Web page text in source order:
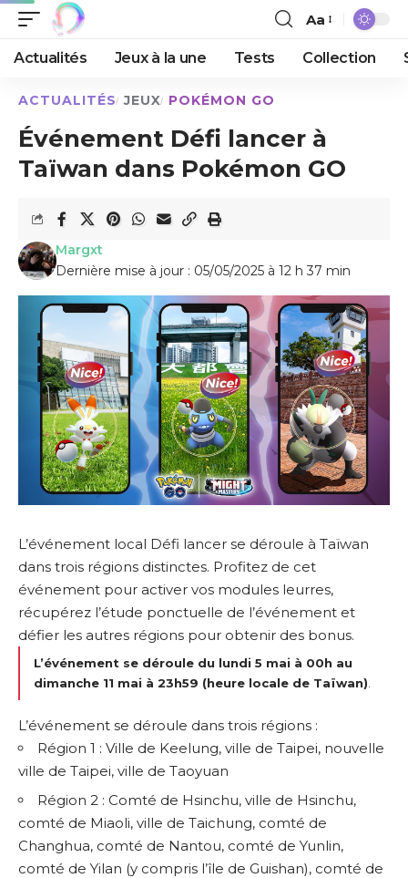
Aa
Actualités Jeux à la une Tests Collection
ACTUALITÉS JEUX POKÉMON GO
Événement Défi lancer à
Taïwan dans Pokémon GO
Dernière mise à jour : 05/05/2025 à 12 h 37 min
Margxt
L’événement local Défi lancer se déroule à Taïwan
dans trois régions distinctes. Profitez de cet
événement pour activer vos modules leurres,
récupérez l’étude ponctuelle de l’événement et
défier les autres régions pour obtenir des bonus.
L’événement se déroule du lundi 5 mai à 00h au
dimanche 11 mai à 23h59 (heure locale de Taïwan)
L’événement se déroule dans trois régions :
Région 1 : Ville de Keelung, ville de Taipei, nouvelle
ville de Taipei, ville de Taoyuan
Région 2 : Comté de Hsinchu, ville de Hsinchu,
comté de Miaoli, ville de Taichung, comté de
Changhua, comté de Nantou, comté de Yunlin,
comté de Yilan (y compris l’île de Guishan), comté de